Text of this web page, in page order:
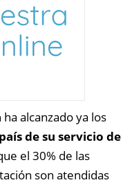
ha alcanzado ya los
de su servicio de
el 30% de las
son atendidas